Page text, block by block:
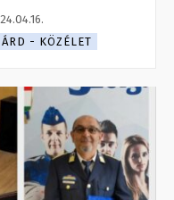
- KÖZÉLET